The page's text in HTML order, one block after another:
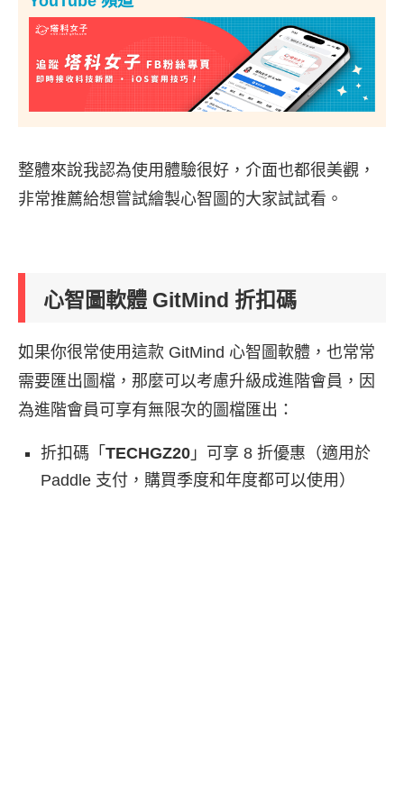
整體來說我認為使用體驗很好，介面也都很美觀，
非常推薦給想嘗試繪製心智圖的大家試試看。
心智圖軟體 GitMind 折扣碼
如果你很常使用這款 GitMind 心智圖軟體，也常常
需要匯出圖檔，那麼可以考慮升級成進階會員，因
為進階會員可享有無限次的圖檔匯出：
折扣碼「 TECHGZ20 」可享 8 折優惠（適用於
Paddle 支付，購買季度和年度都可以使用）